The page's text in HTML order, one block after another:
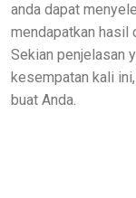
anda dapat
mendapatkan hasil
Sekian penjelasan
kesempatan kali
buat Anda.